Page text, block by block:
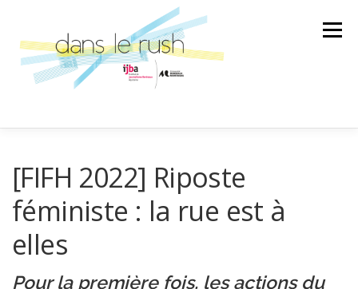
contenu
Menu
SCIENCE ET TECHNOLOGIE LA BANDE SON
LA SPÉCIALE ÉMISSION
[FIFH 2022] Riposte
féministe : la rue est à
elles
Pour la première fois, les actions du